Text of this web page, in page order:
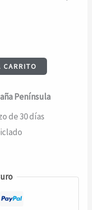
CARRITO
Península
de 30 días